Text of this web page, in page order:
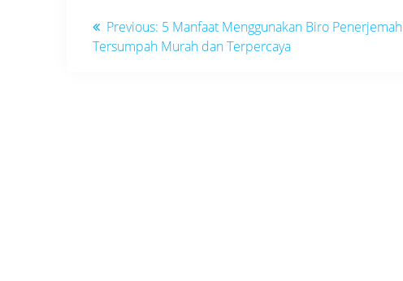
Navigasi
pos
Previous: Previous
post:
5 Manfaat Menggunakan Biro Penerjemah
Tersumpah Murah dan Terpercaya